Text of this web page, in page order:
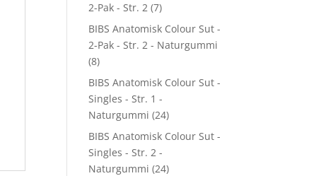
2-Pak - Str. 2 (7)
BIBS Anatomisk Colour Sut -
2-Pak - Str. 2 - Naturgummi
(8)
BIBS Anatomisk Colour Sut -
Singles - Str. 1 -
Naturgummi (24)
BIBS Anatomisk Colour Sut -
Singles - Str. 2 -
Naturgummi (24)